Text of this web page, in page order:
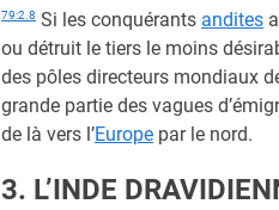
79:2.8 Si les conquérants andites
ou détruit le tiers le moins
des pôles directeurs mondiaux
grande partie des vagues
de là vers l’Europe par le nord.
3. L’INDE